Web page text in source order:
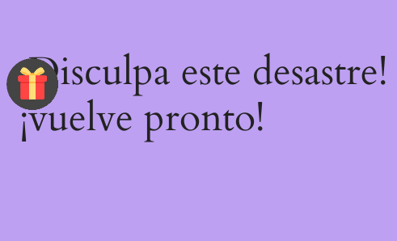
¡Disculpa este
¡vuelve pronto!